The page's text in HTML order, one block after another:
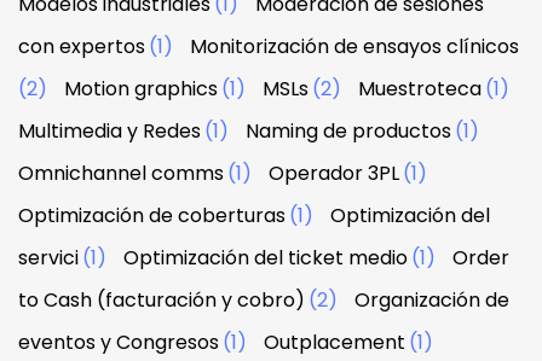
con expertos(1)
Monitorización de ensayos clínicos
(2)
Motion graphics(1) MSLs(2) Muestroteca(1)
Multimedia y Redes(1) Naming de productos(1)
Omnichannel comms(1) Operador 3PL(1)
Optimización de coberturas(1)
Optimización del
servici(1) Optimización del ticket medio(1)
Order
to Cash (facturación y cobro) (2)
Organización de
eventos y Congresos(1) Outplacement (1)